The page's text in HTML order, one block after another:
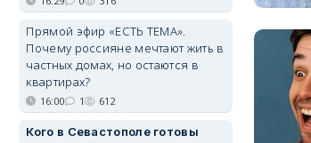
Прямой эфир «ЕСТЬ ТЕМА».
Почему россияне мечтают жить в
частных домах, но остаются в
квартирах?
16:00 1 612
Кого в Севастополе готовы